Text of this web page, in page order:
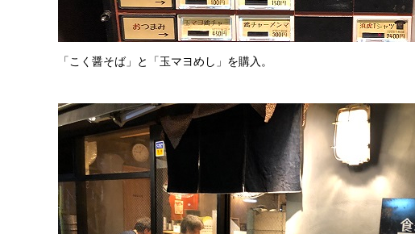
「こく醤そば」と「玉マヨめし」を購入。